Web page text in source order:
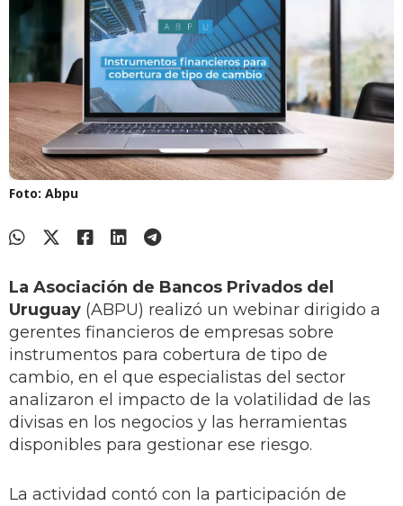
Foto: Abpu
La Asociación de Bancos Privados del
Uruguay (ABPU) realizó un webinar dirigido a
gerentes financieros de empresas sobre
instrumentos para cobertura de tipo de
cambio, en el que especialistas del sector
analizaron el impacto de la volatilidad de las
divisas en los negocios y las herramientas
disponibles para gestionar ese riesgo.
La actividad contó con la participación de